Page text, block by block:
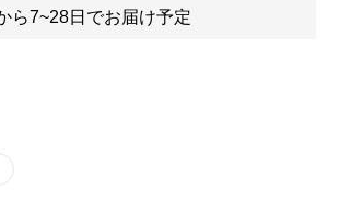
ら7~28日でお届け予定